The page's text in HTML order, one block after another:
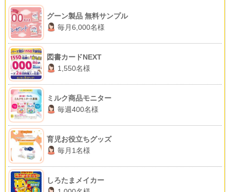
グーン製品 無料サンプル
毎月6,000名様
図書カードNEXT
1,550名様
ミルク商品モニター
毎週400名様
育児お役立ちグッズ
毎月1名様
しろたまメイカー